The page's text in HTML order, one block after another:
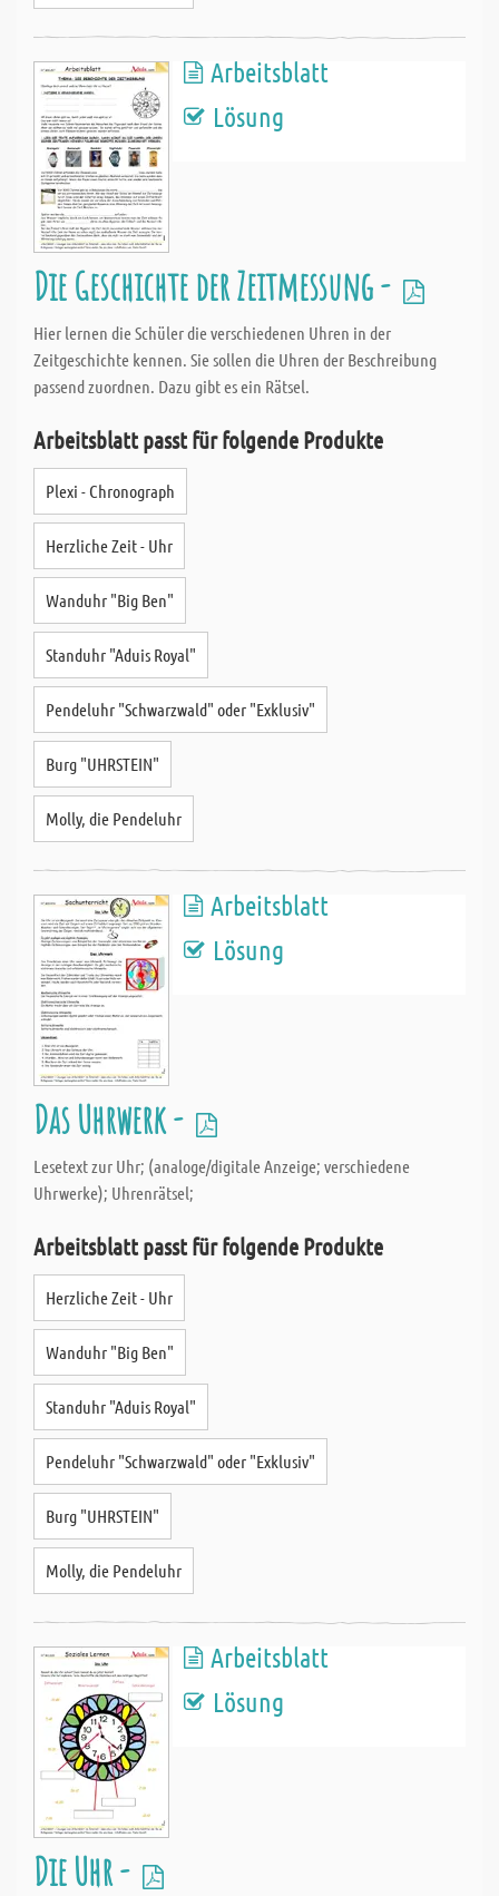
Arbeitsblatt
Lösung
Die Geschichte der Zeitmessung -
Hier lernen die Schüler die verschiedenen Uhren in der
Zeitgeschichte kennen. Sie sollen die Uhren der Beschreibung
passend zuordnen. Dazu gibt es ein Rätsel.
Arbeitsblatt passt für folgende Produkte
Plexi - Chronograph
Herzliche Zeit - Uhr
Wanduhr "Big Ben"
Standuhr "Aduis Royal"
Pendeluhr "Schwarzwald" oder "Exklusiv"
Burg "UHRSTEIN"
Molly, die Pendeluhr
Arbeitsblatt
Lösung
Das Uhrwerk -
Lesetext zur Uhr; (analoge/digitale Anzeige; verschiedene
Uhrwerke); Uhrenrätsel;
Arbeitsblatt passt für folgende Produkte
Herzliche Zeit - Uhr
Wanduhr "Big Ben"
Standuhr "Aduis Royal"
Pendeluhr "Schwarzwald" oder "Exklusiv"
Burg "UHRSTEIN"
Molly, die Pendeluhr
Arbeitsblatt
Lösung
Die Uhr -